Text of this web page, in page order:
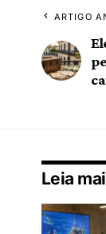
ARTIGO
Leia